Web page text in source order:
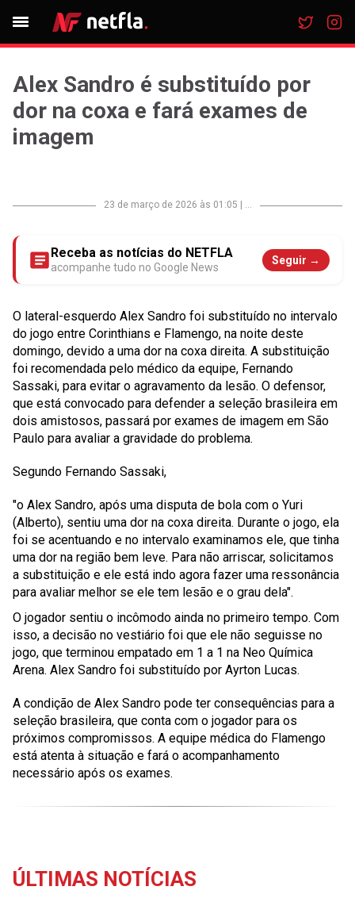
Alex Sandro é substituído por
dor na coxa e fará exames de
imagem
23 de março de 2026 às 01:05 ...
Receba as notícias do NETFLA
acompanhe tudo no Google News
Seguir →
O lateral-esquerdo Alex Sandro foi substituído no intervalo
do jogo entre Corinthians e Flamengo, na noite deste
domingo, devido a uma dor na coxa direita. A substituição
foi recomendada pelo médico da equipe, Fernando
Sassaki, para evitar o agravamento da lesão. O defensor,
que está convocado para defender a seleção brasileira em
dois amistosos, passará por exames de imagem em São
Paulo para avaliar a gravidade do problema.
Segundo Fernando Sassaki,
"o Alex Sandro, após uma disputa de bola com o Yuri
(Alberto), sentiu uma dor na coxa direita. Durante o jogo, ela
foi se acentuando e no intervalo examinamos ele, que tinha
uma dor na região bem leve. Para não arriscar, solicitamos
a substituição e ele está indo agora fazer uma ressonância
para avaliar melhor se ele tem lesão e o grau dela".
O jogador sentiu o incômodo ainda no primeiro tempo. Com
isso, a decisão no vestiário foi que ele não seguisse no
jogo, que terminou empatado em 1 a 1 na Neo Química
Arena. Alex Sandro foi substituído por Ayrton Lucas.
A condição de Alex Sandro pode ter consequências para a
seleção brasileira, que conta com o jogador para os
próximos compromissos. A equipe médica do Flamengo
está atenta à situação e fará o acompanhamento
necessário após os exames.
ÚLTIMAS NOTÍCIAS